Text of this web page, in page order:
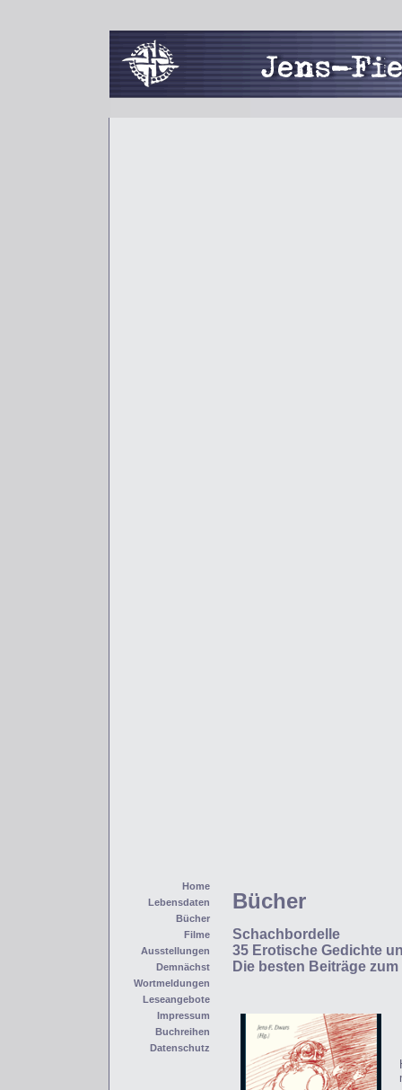
Home
Lebensdaten
Bücher
Filme
Ausstellungen
Demnächst
Wortmeldungen
Leseangebote
Impressum
Buchreihen
Datenschutz
Bücher
Schachbordelle
35 Erotische Gedichte
Die besten Beiträge